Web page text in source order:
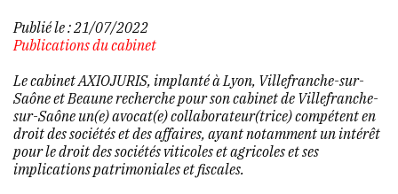
Publié le :21/07/2022
Publications du cabinet
Le cabinet AXIOJURIS, implanté à Lyon, Villefranche-sur-
Saône et Beaune recherche pour son cabinet de Villefranche-
sur-Saône un(e) avocat(e) collaborateur(trice) compétent en
droit des sociétés et des affaires, ayant notamment un intérêt
pour le droit des sociétés viticoles et agricoles et ses
implications patrimoniales et fiscales.